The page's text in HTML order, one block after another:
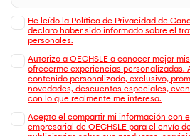
He leído la Política de Privacidad de
declaro haber sido informado sobre el
personales.
Autorizo a OECHSLE a conocer mejor
ofrecerme experiencias personalizadas.
contenido personalizado, exclusivo,
novedades, descuentos especiales,
con lo que realmente me interesa.
Acepto el compartir mi información con
empresarial de OECHSLE para el envío